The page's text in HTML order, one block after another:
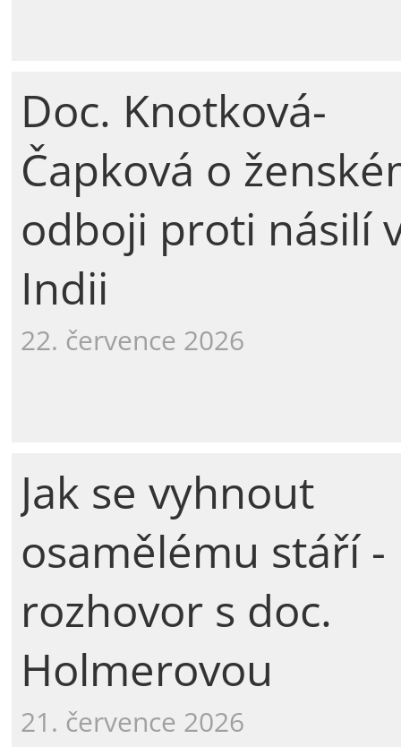
Doc. Knotková-
Čapková o
odboji proti násilí
Indii
22. července 2026
Jak se vyhnout
osamělému stáří -
rozhovor s doc.
Holmerovou
21. července 2026